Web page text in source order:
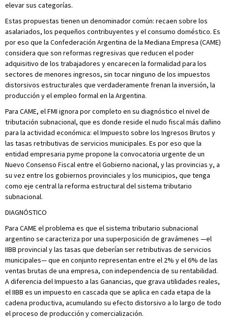
elevar sus categorías.
Estas propuestas tienen un denominador común: recaen sobre los
asalariados, los pequeños contribuyentes y el consumo doméstico. Es
por eso que la Confederación Argentina de la Mediana Empresa (CAME)
considera que son reformas regresivas que reducen el poder
adquisitivo de los trabajadores y encarecen la formalidad para los
sectores de menores ingresos, sin tocar ninguno de los impuestos
distorsivos estructurales que verdaderamente frenan la inversión, la
producción y el empleo formal en la Argentina.
Para CAME, el FMI ignora por completo en su diagnóstico el nivel de
tributación subnacional, que es donde reside el nudo fiscal más dañino
para la actividad económica: el Impuesto sobre los Ingresos Brutos y
las tasas retributivas de servicios municipales. Es por eso que la
entidad empresaria pyme propone la convocatoria urgente de un
Nuevo Consenso Fiscal entre el Gobierno nacional, y las provincias y, a
su vez entre los gobiernos provinciales y los municipios, que tenga
como eje central la reforma estructural del sistema tributario
subnacional.
DIAGNÓSTICO
Para CAME el problema es que el sistema tributario subnacional
argentino se caracteriza por una superposición de gravámenes —el
IIBB provincial y las tasas que deberían ser retributivas de servicios
municipales— que en conjunto representan entre el 2% y el 6% de las
ventas brutas de una empresa, con independencia de su rentabilidad.
A diferencia del Impuesto a las Ganancias, que grava utilidades reales,
el IIBB es un impuesto en cascada que se aplica en cada etapa de la
cadena productiva, acumulando su efecto distorsivo a lo largo de todo
el proceso de producción y comercialización.